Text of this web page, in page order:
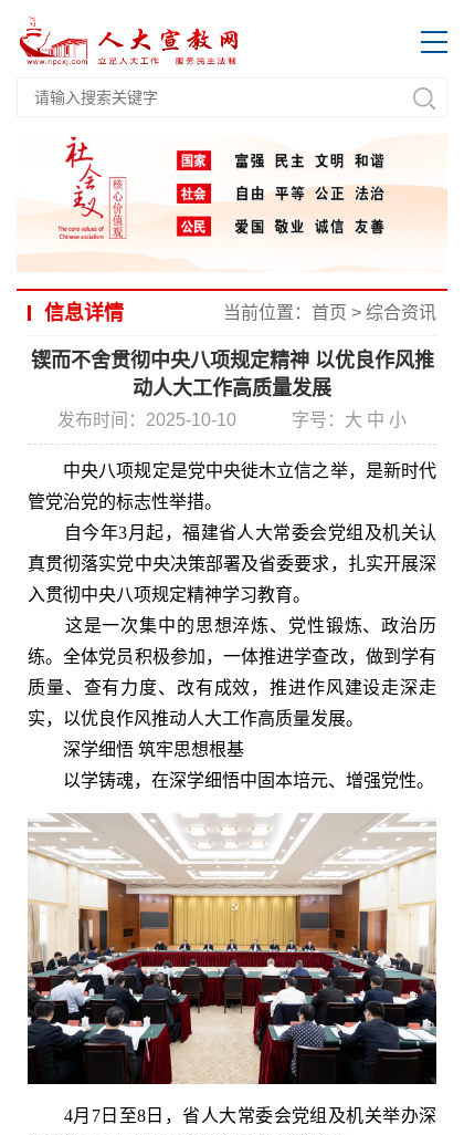
信息详情 当前位置： 首页 > 综合资讯
锲而不舍贯彻中央八项规定精神 以优良作风推
动人大工作高质量发展
发布时间：2025-10-10 字号： 大 中 小
中央八项规定是党中央徙木立信之举，是新时代
管党治党的标志性举措。
自今年3月起，福建省人大常委会党组及机关认
真贯彻落实党中央决策部署及省委要求，扎实开展深
入贯彻中央八项规定精神学习教育。
这是一次集中的思想淬炼、党性锻炼、政治历
练。全体党员积极参加，一体推进学查改，做到学有
质量、查有力度、改有成效，推进作风建设走深走
实，以优良作风推动人大工作高质量发展。
深学细悟 筑牢思想根基
以学铸魂，在深学细悟中固本培元、增强党性。
4月7日至8日，省人大常委会党组及机关举办深